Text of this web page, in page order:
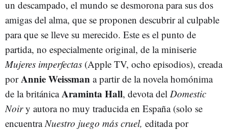
un descampado, el mundo se desmorona para sus dos
amigas del alma, que se proponen descubrir al culpable
para que se lleve su merecido. Este es el punto de
partida, no especialmente original, de la miniserie
Mujeres imperfectas (Apple TV, ocho episodios), creada
porAnnie Weissman a partir de la novela homónima
de la británicaAraminta Hall, devota del Domestic
Noiry autora no muy traducida en España (solo se
encuentra Nuestro juego más cruel, editada por